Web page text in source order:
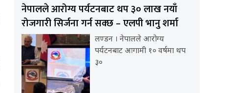
नेपालले आरोग्य पर्यटनबाट थप ३० लाख नयाँ
रोजगारी सिर्जना गर्न सक्छ – एलपी भानु शर्मा
लण्डन । नेपालले आरोग्य
पर्यटनबाट आगामी १० वर्षमा थप
३०